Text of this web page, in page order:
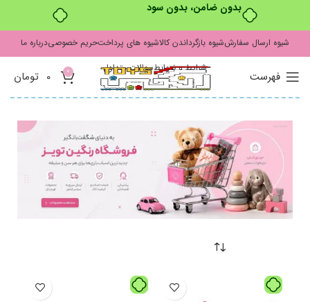
بدون ضامن، بدون سود
شیوه ارسال سفارششیوه بازگرداندن کالاشیوه های پرداختحریم خصوصیدرباره ما
شرایط و ضوابطسوالات متداول
فهرست 0
0 تومان